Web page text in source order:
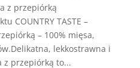
z przepiórką
COUNTRY TASTE –
– 100% mięsa,
lekkostrawna i
z przepiórką to...